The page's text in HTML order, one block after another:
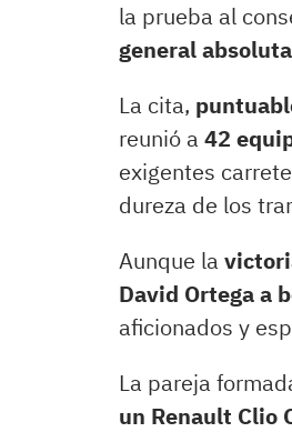
la prueba al
general absoluta
La cita,
reunió a 42
exigentes
dureza de los
Aunque la
David Ortega a
aficionados y
La pareja
un Renault Clio